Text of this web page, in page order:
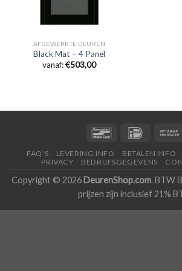
AFGEWERKTE DEUREN
Black Mat – 4 Panel
vanaf:€503,00
FAQ’S LEVERING INFO BETALEN INFO
PRIVACY
BEDRIJFSGEGEVENS
Copyright © 2026 DeurenShop.com. BTW
prijzen zijn inclusief 21%